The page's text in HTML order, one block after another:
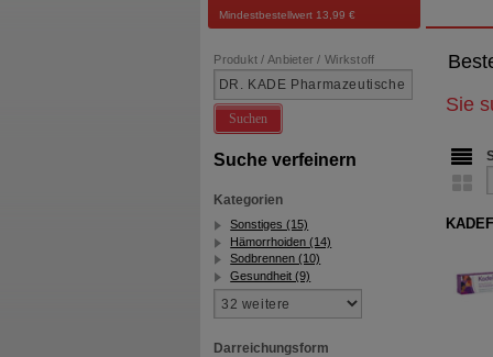
Mindestbestellwert 13,99 €
Produkt / Anbieter / Wirkstoff
Suchen
Suche verfeinern
Kategorien
Sonstiges (15)
Hämorrhoiden (14)
Sodbrennen (10)
Gesundheit (9)
Darreichungsform
Sie